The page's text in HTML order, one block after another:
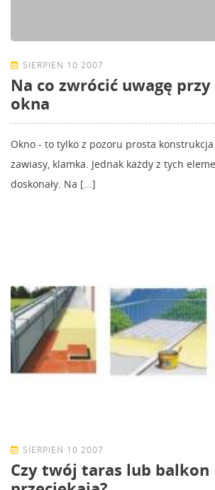
SIERPIEŃ 10 2007
Na co zwrócić uwagę
okna
Okno - to tylko z pozoru prosta
zawiasy, klamka. Jednak każdy z tych
doskonały. Na [...]
SIERPIEŃ 10 2007
Czy twój taras lub balkon